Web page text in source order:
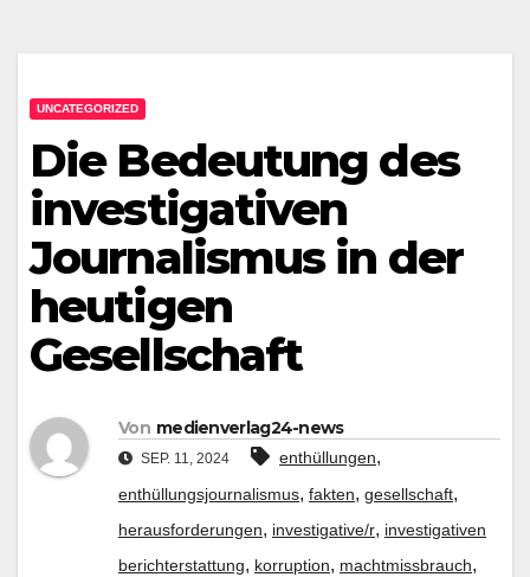
UNCATEGORIZED
Die Bedeutung des
investigativen
Journalismus in der
heutigen
Gesellschaft
Von medienverlag24-news
SEP. 11, 2024 enthüllungen,
enthüllungsjournalismus, fakten, gesellschaft,
herausforderungen, investigative/r, investigativen
berichterstattung, korruption, machtmissbrauch,